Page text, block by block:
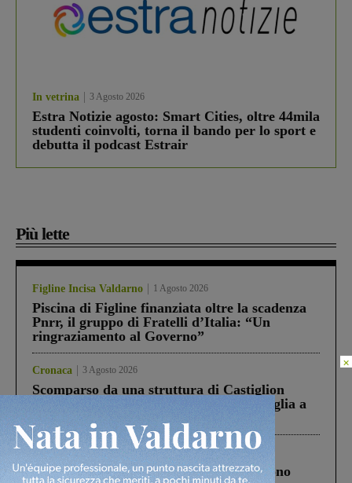
In vetrina 3 Agosto 2026
Estra Notizie agosto: Smart Cities, oltre 44mila
studenti coinvolti, torna il bando per lo sport e
debutta il podcast Estrair
Più lette
Figline Incisa Valdarno 1 Agosto 2026
Piscina di Figline finanziata oltre la scadenza
Pnrr, il gruppo di Fratelli d’Italia: “Un
ringraziamento al Governo”
Cronaca 3 Agosto 2026
Scomparso da una struttura di Castiglion
Fiorentino l’uomo che aveva ucciso la figlia a
Levane nel 2020
Cronaca 4 Agosto 2026
Un anno fa la strage in A1 in cui morirono
×